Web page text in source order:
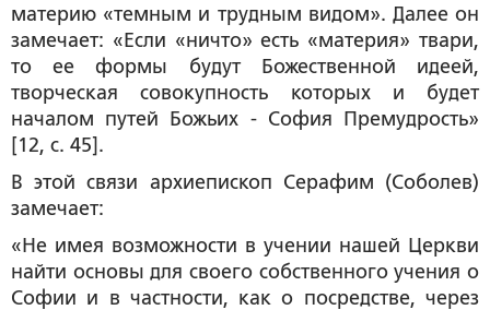
материю «темным и трудным видом». Далее он
замечает: «Если «ничто» есть «материя» твари,
то ее формы будут Божественной идеей,
творческая совокупность которых и будет
началом путей Божьих - София Премудрость»
[12, с. 45].
В этой связи архиепископ Серафим (Соболев)
замечает:
«Не имея возможности в учении нашей Церкви
найти основы для своего собственного учения о
Софии и в частности, как о посредстве, через